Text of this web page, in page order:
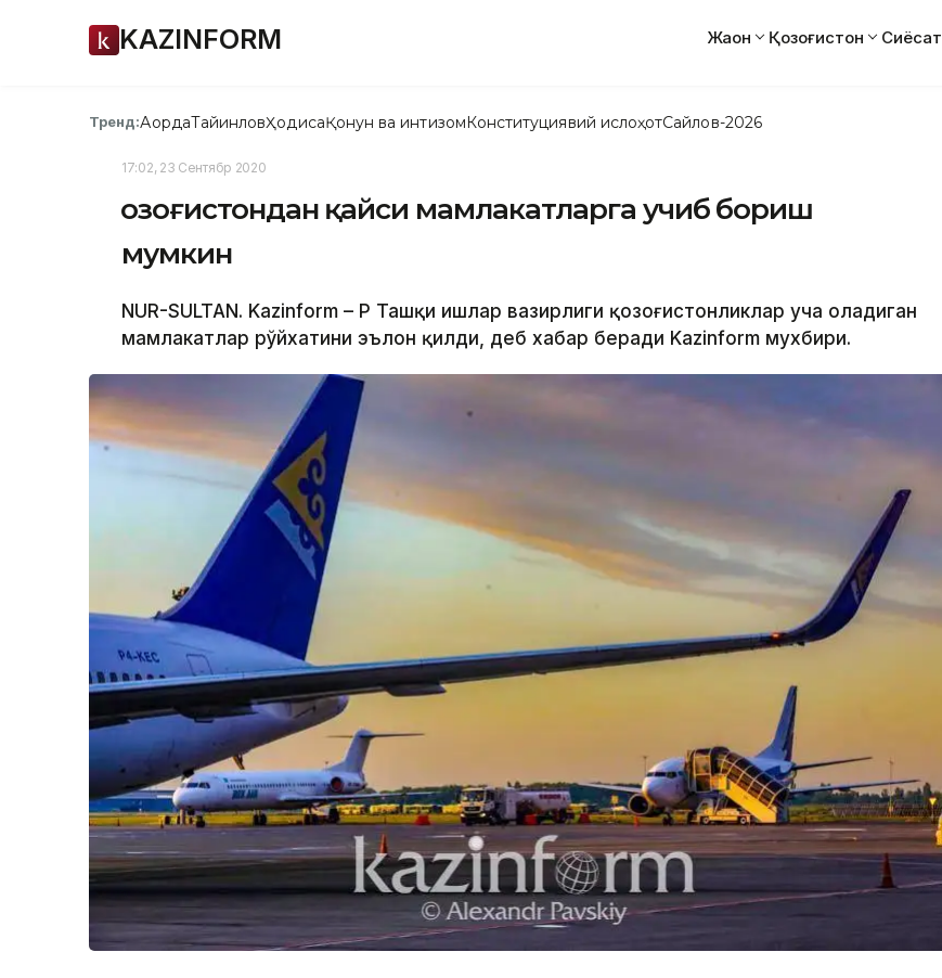
KAZINFORM Жаҳон Қозоғистон Сиёсат
Тренд:АқордаТайинловҲодисаҚонун ва интизомКонституциявий ислоҳотСайлов-2026
17:02, 23 Сентябр 2020
Қозоғистондан қайси мамлакатларга учиб бориш
мумкин
NUR-SULTAN. Kazinform – ҚР Ташқи ишлар вазирлиги қозоғистонликлар уча оладиган
мамлакатлар рўйхатини эълон қилди, деб хабар беради Kazinform мухбири.